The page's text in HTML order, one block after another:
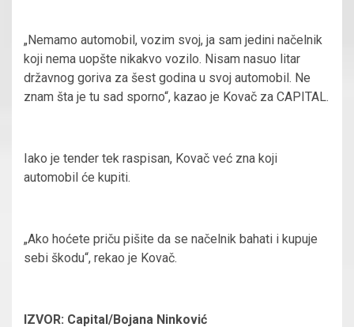
„Nemamo automobil, vozim svoj, ja sam jedini načelnik
koji nema uopšte nikakvo vozilo. Nisam nasuo litar
državnog goriva za šest godina u svoj automobil. Ne
znam šta je tu sad sporno“, kazao je Kovač za CAPITAL.
Iako je tender tek raspisan, Kovač već zna koji
automobil će kupiti.
„Ako hoćete priču pišite da se načelnik bahati i kupuje
sebi škodu“, rekao je Kovač.
IZVOR: Capital/Bojana Ninković